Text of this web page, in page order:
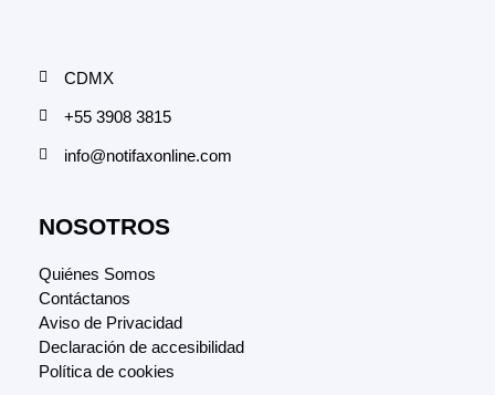
CDMX
+55 3908 3815
info@notifaxonline.com
NOSOTROS
Quiénes Somos
Contáctanos
Aviso de Privacidad
Declaración de accesibilidad
Política de cookies